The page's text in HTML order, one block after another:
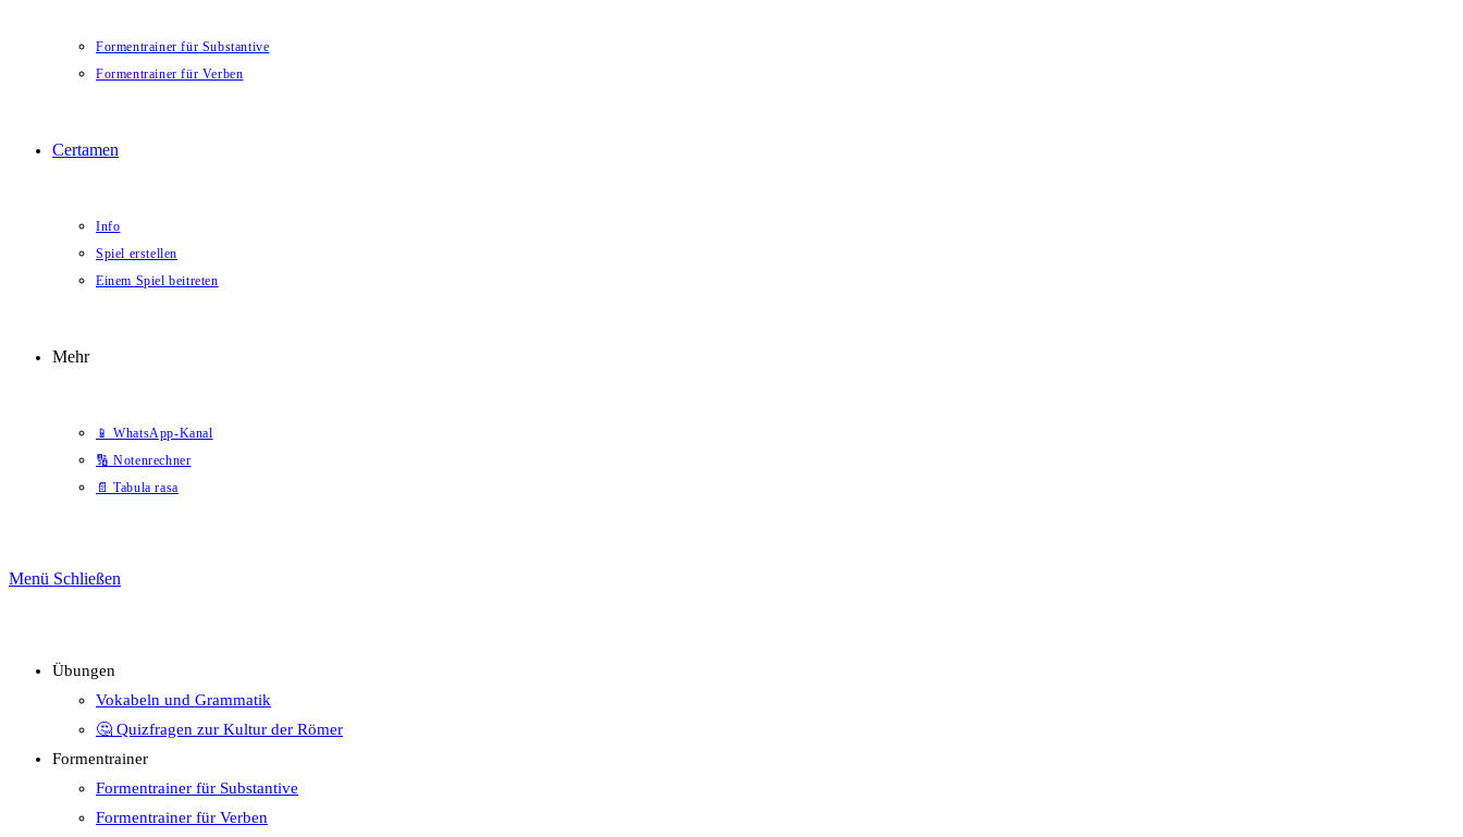
Formentrainer für Substantive
Formentrainer für Verben
Certamen
Info
Spiel erstellen
Einem Spiel beitreten
Mehr
📱 WhatsApp-Kanal
🔢 Notenrechner
📄 Tabula rasa
Menü Schließen
Übungen
Vokabeln und Grammatik
🤔 Quizfragen zur Kultur der Römer
Formentrainer
Formentrainer für Substantive
Formentrainer für Verben